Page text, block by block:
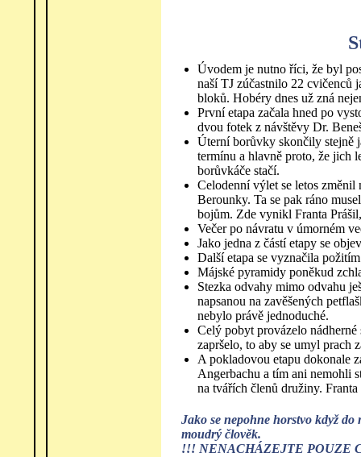
Úvodem je nutno říci, že byl
naší TJ zúčastnilo 22 cvičenců
bloků. Hobéry dnes už zná
První etapa začala hned po
dvou fotek z návštěvy Dr.
Úterní borůvky skončily stejně
termínu a hlavně proto, že jich
borůvkáče stačí.
Celodenní výlet se letos změnil
Berounky. Ta se pak ráno
bojům. Zde vynikl Franta
Večer po návratu v úmorném
Jako jedna z částí etapy se
Další etapa se vyznačila
Májské pyramidy poněkud
Stezka odvahy mimo odvahu
napsanou na zavěšených
nebylo právě jednoduché.
Celý pobyt provázelo
zapršelo, to aby se umyl prach
A pokladovou etapu dokonale
Angerbachu a tím ani nemohli
na tvářích členů družiny.
Jako se nepohne horstvo když
moudrý člověk.
!!! NENACHÁZEJTE POUZE